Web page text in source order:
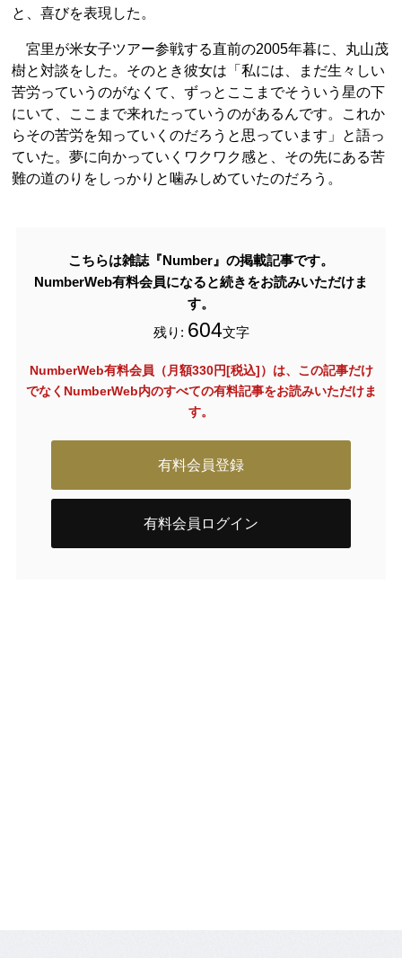
と、喜びを表現した。
宮里が米女子ツアー参戦する直前の2005年暮に、丸山茂
樹と対談をした。そのとき彼女は「私には、まだ生々しい
苦労っていうのがなくて、ずっとここまでそういう星の下
にいて、ここまで来れたっていうのがあるんです。これか
らその苦労を知っていくのだろうと思っています」と語っ
ていた。夢に向かっていくワクワク感と、その先にある苦
難の道のりをしっかりと噛みしめていたのだろう。
こちらは雑誌『Number』の掲載記事です。
NumberWeb有料会員になると続きをお読みいただけま
す。
残り: 604文字
NumberWeb有料会員（月額330円[税込]）は、この記事だけ
でなく NumberWeb内のすべての有料記事をお読みいただけま
す。
有料会員登録
有料会員ログイン